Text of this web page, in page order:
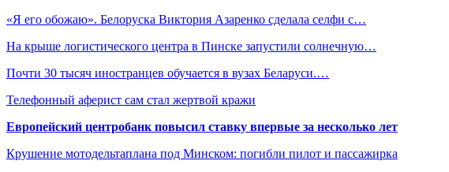
«Я его обожаю». Белоруска Виктория Азаренко сделала селфи с…
На крыше логистического центра в Пинске запустили солнечную…
Почти 30 тысяч иностранцев обучается в вузах Беларуси.…
Телефонный аферист сам стал жертвой кражи
Европейский центробанк повысил ставку впервые за несколько лет
Крушение мотодельтаплана под Минском: погибли пилот и пассажирка